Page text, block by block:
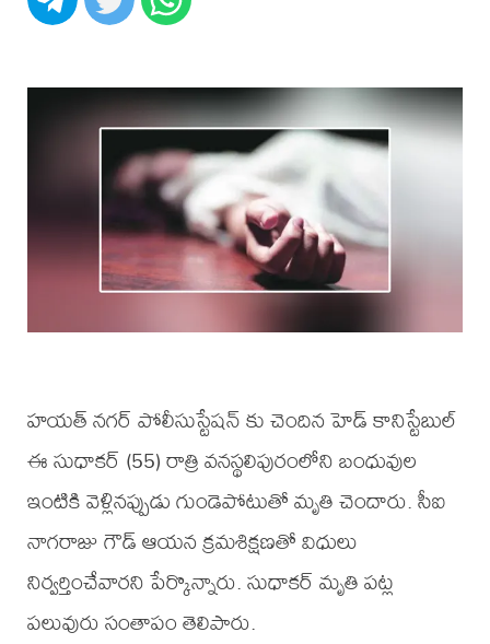
హయత్ నగర్ పోలీసుస్టేషన్ కు చెందిన హెడ్ కానిస్టేబుల్
ఈ సుధాకర్ (55) రాత్రి వనస్థలిపురంలోని బంధువుల
ఇంటికి వెళ్లినప్పుడు గుండెపోటుతో మృతి చెందారు. సీఐ
నాగరాజు గౌడ్ ఆయన క్రమశిక్షణతో విధులు
నిర్వర్తించేవారని పేర్కొన్నారు. సుధాకర్ మృతి పట్ల
పలువురు సంతాపం తెలిపారు.